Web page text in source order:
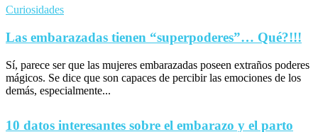
Curiosidades
Las embarazadas tienen “superpoderes”… Qué?!!!
Sí, parece ser que las mujeres embarazadas poseen extraños poderes
mágicos. Se dice que son capaces de percibir las emociones de los
demás, especialmente...
10 datos interesantes sobre el embarazo y el parto